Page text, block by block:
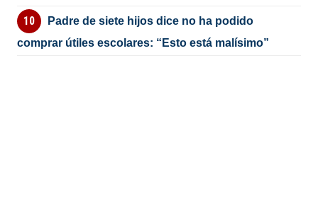
Padre de siete hijos dice no ha podido
comprar útiles escolares: “Esto está malísimo”